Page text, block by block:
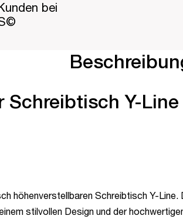
bei
Y-
höhenverstellbaren Schreibtisch Y-
stilvollen Design und der